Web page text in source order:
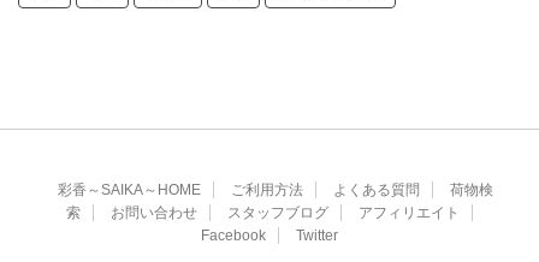
彩香～SAIKA～HOME ご利用方法 よくある質問
荷物検
索
お問い合わせ スタッフブログ
アフィリエイト
Facebook
Twitter